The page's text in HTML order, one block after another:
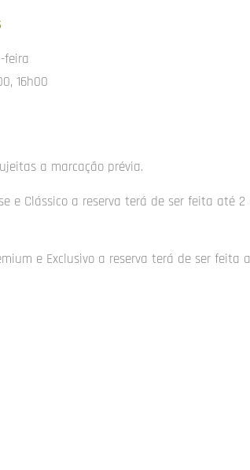
feira
16h00
a marcação prévia.
e Clássico a reserva terá de ser feita até
e Exclusivo a reserva terá de ser feita